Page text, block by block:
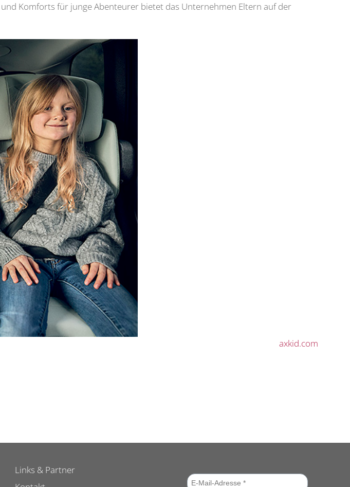
Komforts für junge Abenteurer bietet das Unternehmen Eltern auf der
axkid.com
Links & Partner